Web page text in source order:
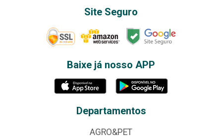
Site Seguro
Baixe já nosso APP
Departamentos
AGRO&PET